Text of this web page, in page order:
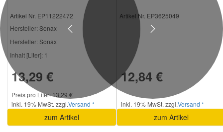
Artikel Nr. EP11222472
Hersteller: Sonax
Hersteller: Sonax
Inhalt [Liter]: 1
13,29 €
Preis pro Liter: 13,29 €
inkl. 19% MwSt. zzgl.Versand *
zum Artikel
Artikel Nr. EP3625049
12,84 €
inkl. 19% MwSt. zzgl.Versand *
zum Artikel
Previous Next